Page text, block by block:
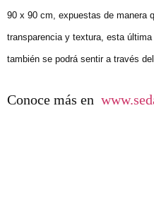
90 x 90 cm, expuestas de manera
transparencia y textura, esta
también se podrá sentir a través
Conoce más en